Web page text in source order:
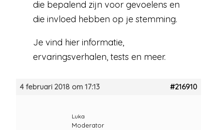
die bepalend zijn voor gevoelens en
die invloed hebben op je stemming.
Je vind hier informatie,
ervaringsverhalen, tests en meer.
4 februari 2018 om 17:13 #216910
Luka
Moderator